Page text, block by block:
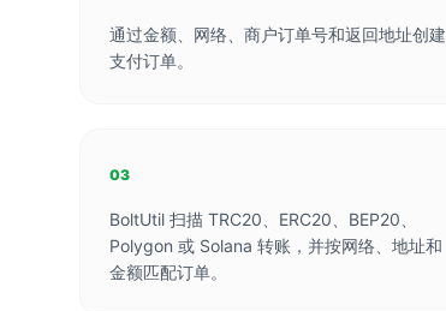
通过金额、网络、商户订单号和返回地址创建
支付订单。
03
BoltUtil 扫描 TRC20、ERC20、BEP20、
Polygon 或 Solana 转账，并按网络、地址和
金额匹配订单。